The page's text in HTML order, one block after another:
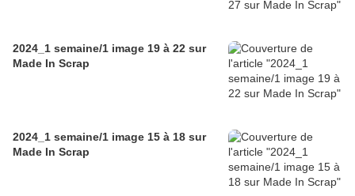
2024_1 semaine/1 image 19 à 22 sur
Made In Scrap
2024_1 semaine/1 image 15 à 18 sur
Made In Scrap